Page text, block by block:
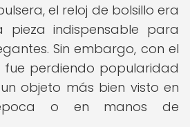
el reloj de bolsillo era
pieza indispensable para
Sin embargo, con el
perdiendo popularidad
objeto más bien visto en
o en manos de